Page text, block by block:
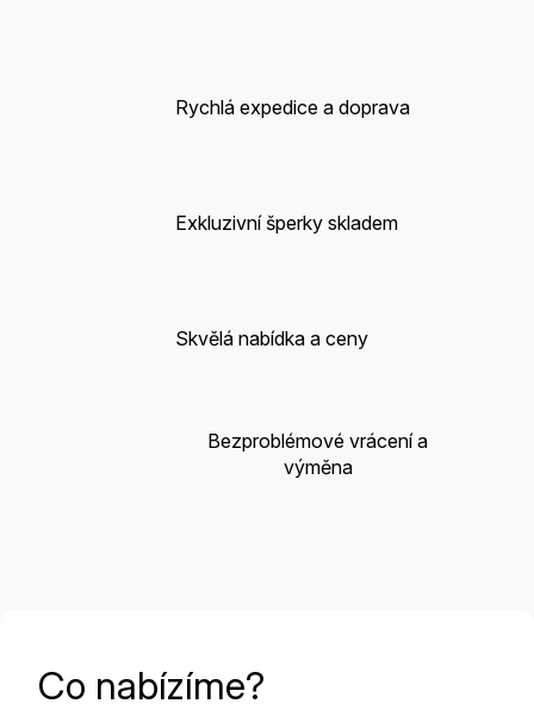
Rychlá expedice a doprava
Exkluzivní šperky skladem
Skvělá nabídka a ceny
Bezproblémové vrácení a
výměna
Co nabízíme?